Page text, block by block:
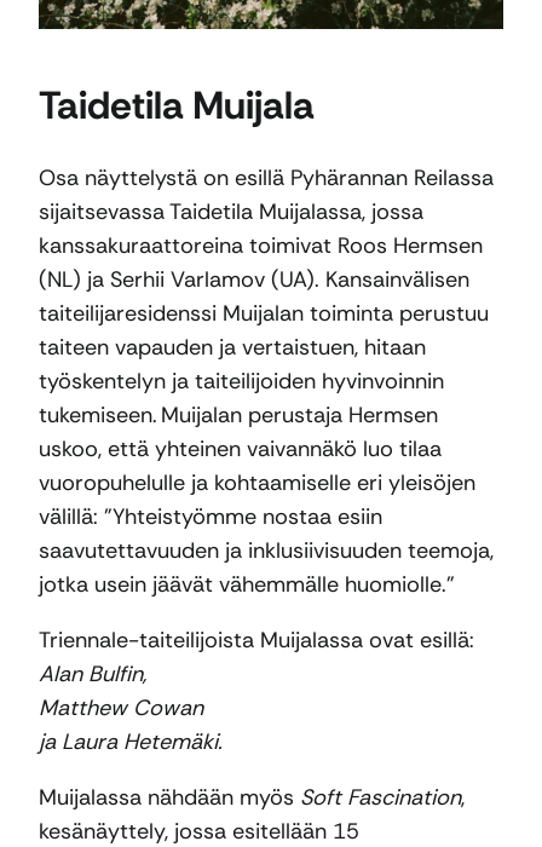
Taidetila Muijala
Osa näyttelystä on esillä Pyhärannan Reilassa
sijaitsevassa Taidetila Muijalassa, jossa
kanssakuraattoreina toimivat Roos Hermsen
(NL) ja Serhii Varlamov (UA). Kansainvälisen
taiteilijaresidenssi Muijalan toiminta perustuu
taiteen vapauden ja vertaistuen, hitaan
työskentelyn ja taiteilijoiden hyvinvoinnin
tukemiseen. Muijalan perustaja Hermsen
uskoo, että yhteinen vaivannäkö luo tilaa
vuoropuhelulle ja kohtaamiselle eri yleisöjen
välillä: ”Yhteistyömme nostaa esiin
saavutettavuuden ja inklusiivisuuden teemoja,
jotka usein jäävät vähemmälle huomiolle.”
Triennale-taiteilijoista Muijalassa ovat esillä:
Alan Bulfin,
Matthew Cowan
ja Laura Hetemäki.
Muijalassa nähdään myös Soft Fascination,
kesänäyttely, jossa esitellään 15